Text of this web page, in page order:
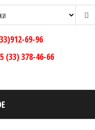
69-96
(33) 378-46-66